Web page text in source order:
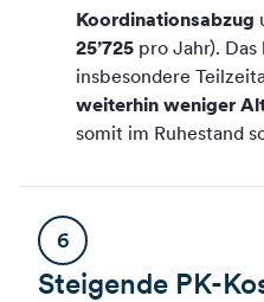
Koordinationsabzug
25’725 pro Jahr).
insbesondere
weiterhin weniger
somit im Ruhestand
6
Steigende PK-